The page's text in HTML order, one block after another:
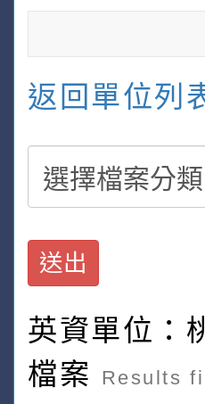
返回單位列
送出
英資單位：
檔案
Results